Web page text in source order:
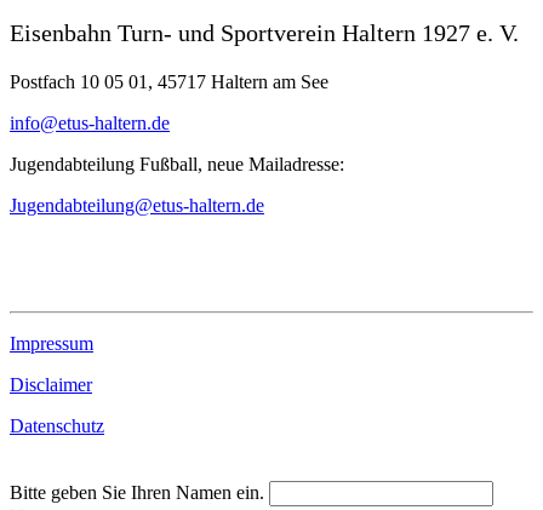
Eisenbahn Turn- und Sportverein Haltern 1927 e. V.
Postfach 10 05 01, 45717 Haltern am See
info@etus-haltern.de
Jugendabteilung Fußball, neue Mailadresse:
Jugendabteilung@etus-haltern.de
Impressum
Disclaimer
Datenschutz
Bitte geben Sie Ihren Namen ein.